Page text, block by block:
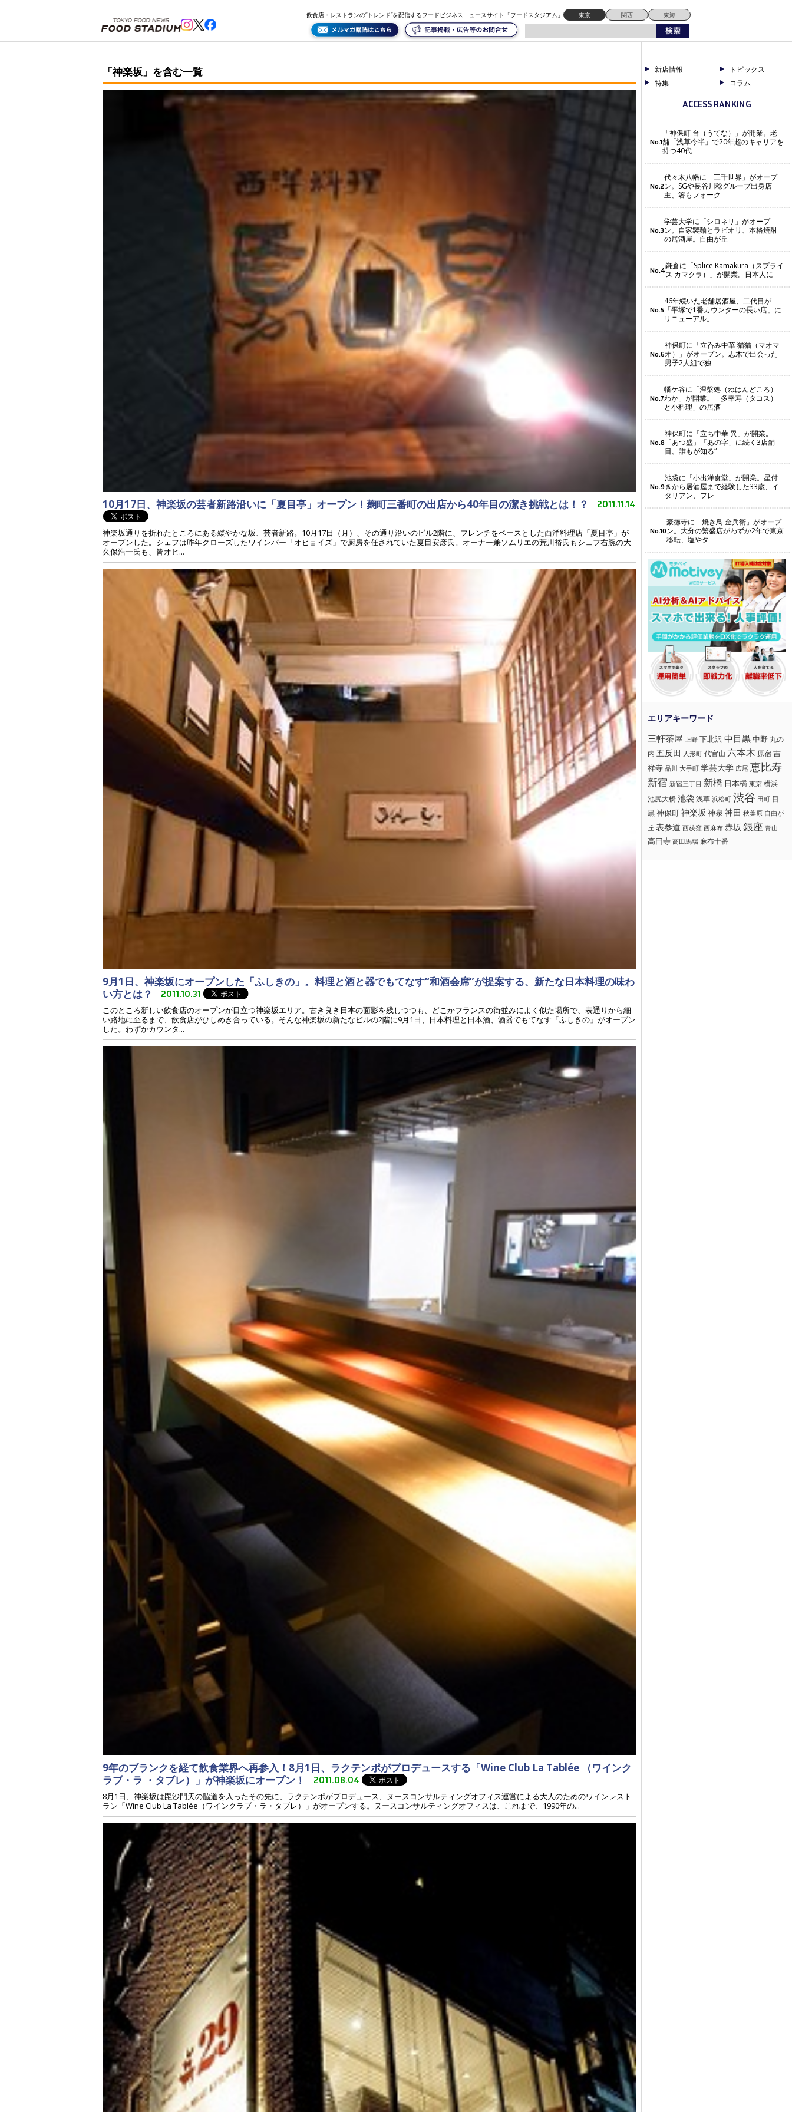
飲食店・レストランの“トレンド”を配信するフードビジネスニュースサイト「フードスタジアム」 東京 関西 東海
「神楽坂」を含む一覧
10月17日、神楽坂の芸者新路沿いに「夏目亭」オープン！麹町三番町の出店から40年目の潔き挑戦とは！？ 2011.11.14
神楽坂通りを折れたところにある緩やかな坂、芸者新路。10月17日（月）、その通り沿いのビル2階に、フレンチをベースとした西洋料理店「夏目亭」が
オープンした。シェフは昨年クローズしたワインバー「オヒョイズ」で厨房を任されていた夏目安彦氏。オーナー兼ソムリエの荒川裕氏もシェフ右腕の大
久保浩一氏も、皆オヒ...
9月1日、神楽坂にオープンした「ふしきの」。料理と酒と器でもてなす“和酒会席”が提案する、新たな日本料理の味わ
い方とは？
2011.10.31
このところ新しい飲食店のオープンが目立つ神楽坂エリア。古き良き日本の面影を残しつつも、どこかフランスの街並みによく似た場所で、表通りから細
い路地に至るまで、飲食店がひしめき合っている。そんな神楽坂の新たなビルの2階に9月1日、日本料理と日本酒、酒器でもてなす「ふしきの」がオープン
した。わずかカウンタ...
9年のブランクを経て飲食業界へ再参入！8月1日、ラクテンポがプロデュースする「Wine Club La Tablée （ワインク
ラブ・ラ ・タブレ）」が神楽坂にオープン！
2011.08.04
8月1日、神楽坂は毘沙門天の脇道を入ったその先に、ラクテンポがプロデュース、ヌースコンサルティングオフィス運営による大人のためのワインレスト
ラン「Wine Club La Tablée（ワインクラブ・ラ・タブレ）」がオープンする。ヌースコンサルティングオフィスは、これまで、1990年の...
新店情報
トピックス
特集
コラム
ACCESS RANKING
No.1
「神保町 台（うてな）」が開業。老
舗「浅草今半」で20年超のキャリアを
持つ40代
No.2
代々木八幡に「三千世界」がオープ
ン。SGや長谷川稔グループ出身店
主、箸もフォーク
No.3
学芸大学に「シロネリ」がオープ
ン。自家製麺とラビオリ、本格焼酎
の居酒屋。自由が丘
No.4鎌倉に「Splice Kamakura（スプライ
ス カマクラ）」が開業。日本人に
No.5
46年続いた老舗居酒屋、二代目が
「平塚で1番カウンターの長い店」に
リニューアル。
No.6
神保町に「立呑み中華 猫猫（マオマ
オ）」がオープン。志木で出会った
男子2人組で独
No.7
幡ケ谷に「涅槃処（ねはんどころ）
わか」が開業。「多幸寿（タコス）
と小料理」の居酒
No.8
神保町に「立ち中華 異」が開業。
「あつ盛」「あの字」に続く3店舗
目。誰もが知る“
No.9
池袋に「小出洋食堂」が開業。星付
きから居酒屋まで経験した33歳、イ
タリアン、フレ
No.10
豪徳寺に「焼き鳥 金兵衛」がオープ
ン。大分の繁盛店がわずか2年で東京
移転、塩やタ
三軒茶屋 上野 下北沢 中目黒中野 丸の
内 五反田 人形町 代官山 六本木 原宿 吉
祥寺 品川 大手町 学芸大学 広尾 恵比寿
新宿 新宿三丁目 新橋 日本橋 東京 横浜
池尻大橋 池袋浅草 浜松町 渋谷 田町 目
黒神保町神楽坂 神泉 神田 秋葉原 自由が
丘 表参道 西荻窪 西麻布 赤坂 銀座 青山
高円寺 高田馬場 麻布十番